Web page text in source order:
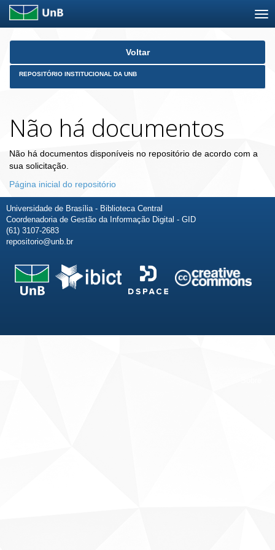
Skip
Voltar
REPOSITÓRIO INSTITUCIONAL DA UNB
Não há documentos
Não há documentos disponíveis no repositório de acordo com a
sua solicitação.
Página inicial do repositório
Universidade de Brasília - Biblioteca Central
Coordenadoria de Gestão da Informação Digital - GID
(61) 3107-2683
repositorio@unb.br